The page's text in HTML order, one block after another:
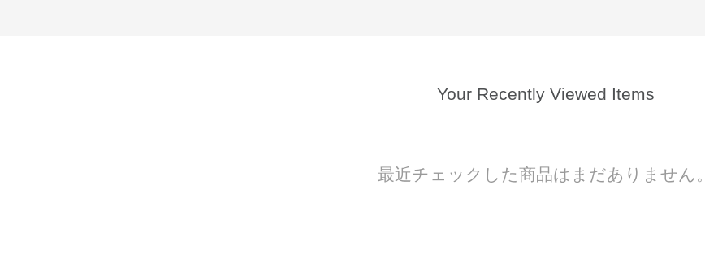
Your Recently Viewed Items
最近チェックした商品はまだありません。